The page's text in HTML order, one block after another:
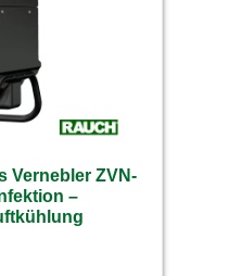
Vernebler ZVN-
–